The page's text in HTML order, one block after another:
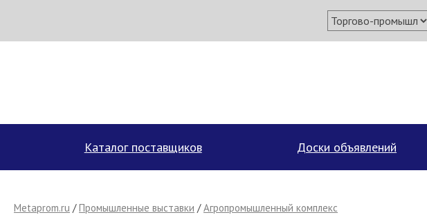
Каталог поставщиков Доски объявлений
Metaprom.ru /Промышленные выставки /Агропромышленный комплекс